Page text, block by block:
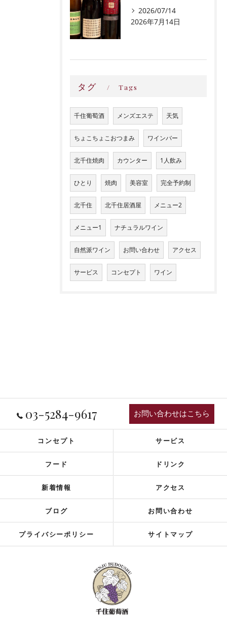
2026/07/14
2026年7月14日
タグ Tags
千住葡萄酒 メンズエステ 天気
ちょこちょこおつまみ ワインバー
北千住焼肉 カウンター 1人飲み
ひとり 焼肉 美容室 完全予約制
北千住 北千住居酒屋 メニュー2
メニュー1 ナチュラルワイン
自然派ワイン お問い合わせ アクセス
サービス コンセプト ワイン
03-5284-9617 お問い合わせはこちら
コンセプト サービス
フード ドリンク
新着情報 アクセス
ブログ お問い合わせ
プライバシーポリシー サイトマップ